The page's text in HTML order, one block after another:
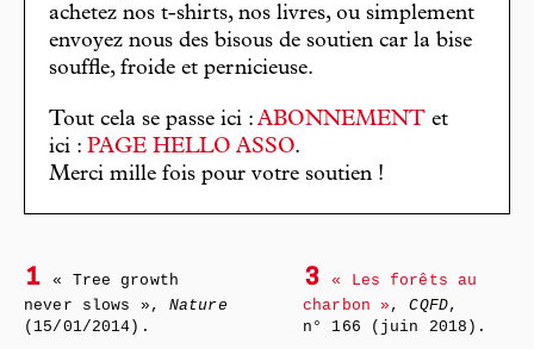
achetez nos t-shirts, nos livres, ou simplement
envoyez nous des bisous de soutien car la bise
souffle, froide et pernicieuse.
Tout cela se passe ici : ABONNEMENT et
ici : PAGE HELLO ASSO.
Merci mille fois pour votre soutien !
1
« Tree growth
never slows », Nature
(15/01/2014).
3
« Les forêts au
charbon » ,CQFD,
n° 166 (juin 2018).